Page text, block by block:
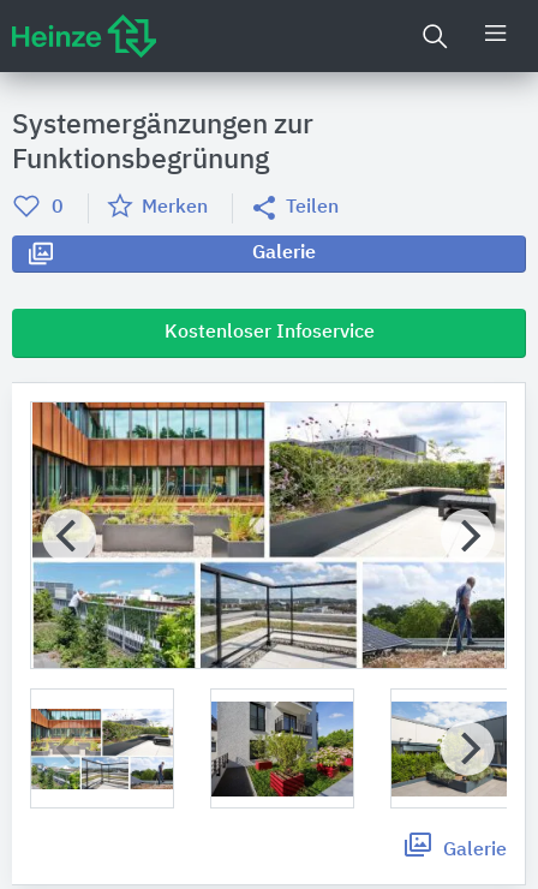
Systemergänzungen zur
Funktionsbegrünung
0 Merken Teilen
Galerie
Kostenloser Infoservice
Galerie